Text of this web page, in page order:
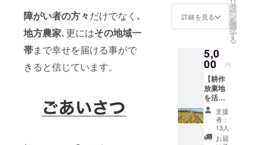
障がい者の方々だけでなく､
地方農家､更にはその地域一
帯まで幸せを届ける事がで
きると信じています。
のお手
紙 の２
「とに
かく応
援した
方の為
に設け
させて
いただ
きまし
た。 プ
ロジェ
クト終
了後に
感謝の
詳細を見る
リ
タ
ー
ン
を
選
択
す
る
5,0
00 円
【耕作
放棄地
を活用
して
作った
お米
10kg】
支援
者：
13人
お届